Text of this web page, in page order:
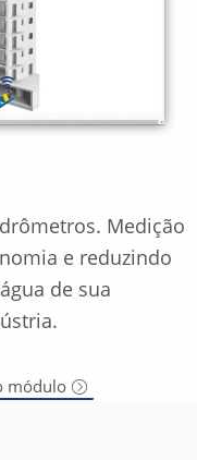
Medição
e reduzindo
de sua
módulo